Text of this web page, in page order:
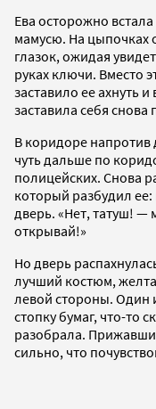
Ева осторожно
мамусю. На цыпочках
глазок, ожидая
руках ключи. Вместо
заставило ее ахнуть
заставила себя снова
В коридоре напротив
чуть дальше по
полицейских. Снова
который разбудил
дверь. «Нет, татуш!
открывай!»
Но дверь
лучший костюм,
левой стороны. Один
стопку бумаг, что-то
разобрала.
сильно, что